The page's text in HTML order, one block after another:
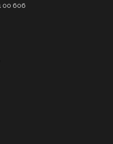
00 606